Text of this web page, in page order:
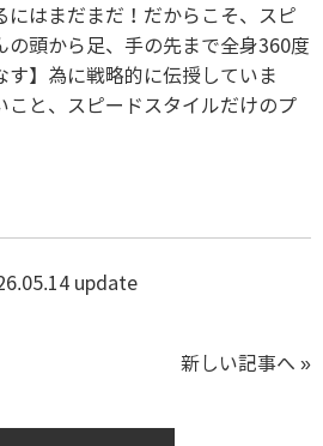
にはまだまだ！だからこそ、スピ
の頭から足、手の先まで全身360度
す】為に戦略的に伝授していま
こと、スピードスタイルだけのプ
update
新しい記事へ »